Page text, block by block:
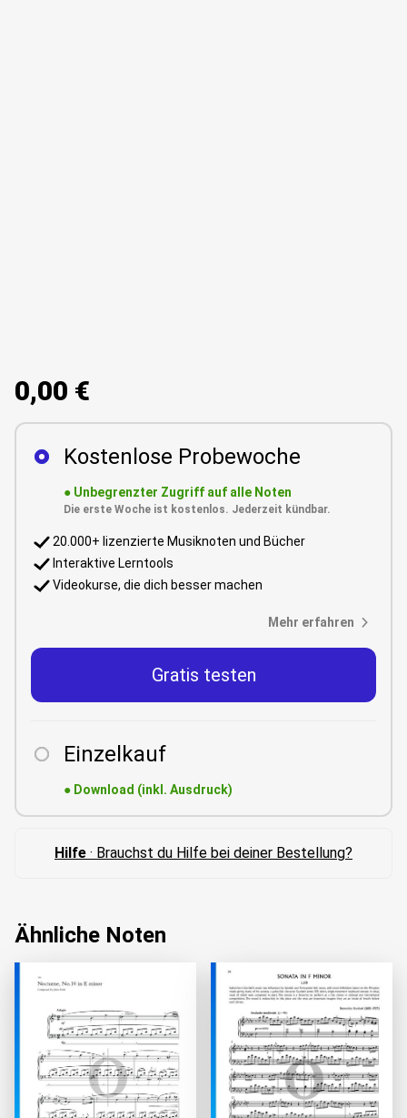
0,00 €
Kostenlose Probewoche
● Unbegrenzter Zugriff auf alle Noten
Die erste Woche ist kostenlos. Jederzeit kündbar.
20.000+ lizenzierte Musiknoten und Bücher
Interaktive Lerntools
Videokurse, die dich besser machen
Mehr erfahren
Gratis testen
Einzelkauf
● Download (inkl. Ausdruck)
Hilfe · Brauchst du Hilfe bei deiner Bestellung?
Ähnliche Noten